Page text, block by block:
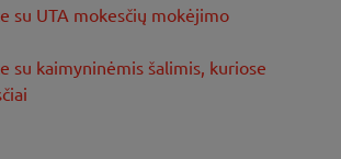
su UTA mokesčių mokėjimo
su kaimyninėmis šalimis, kuriose